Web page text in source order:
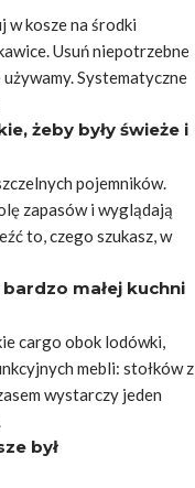
kosze na środki
Usuń niepotrzebne
Systematyczne
żeby były świeże i
pojemników.
zapasów i wyglądają
to, czego szukasz, w
małej kuchni
cargo obok lodówki,
mebli: stołków z
wystarczy jeden
był